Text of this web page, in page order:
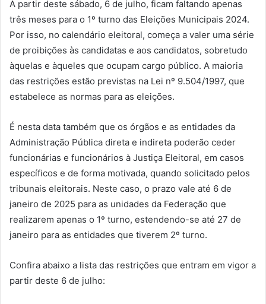
A partir deste sábado, 6 de julho, ficam faltando apenas
três meses para o 1º turno das Eleições Municipais 2024.
Por isso, no calendário eleitoral, começa a valer uma série
de proibições às candidatas e aos candidatos, sobretudo
àquelas e àqueles que ocupam cargo público. A maioria
das restrições estão previstas na Lei nº 9.504/1997, que
estabelece as normas para as eleições.
É nesta data também que os órgãos e as entidades da
Administração Pública direta e indireta poderão ceder
funcionárias e funcionários à Justiça Eleitoral, em casos
específicos e de forma motivada, quando solicitado pelos
tribunais eleitorais. Neste caso, o prazo vale até 6 de
janeiro de 2025 para as unidades da Federação que
realizarem apenas o 1º turno, estendendo-se até 27 de
janeiro para as entidades que tiverem 2º turno.
Confira abaixo a lista das restrições que entram em vigor a
partir deste 6 de julho: